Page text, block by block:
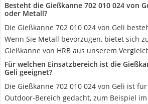
Besteht die Gießkanne 702 010 024 von
oder Metall?
Die Gießkanne 702 010 024 von Geli
Wenn Sie Metall bevorzugen, bietet sich
Gießkanne von HRB aus unserem
Für welchen Einsatzbereich ist die
Geli geeignet?
Die Gießkanne 702 010 024 von Geli ist
Outdoor-Bereich gedacht, zum Beispiel